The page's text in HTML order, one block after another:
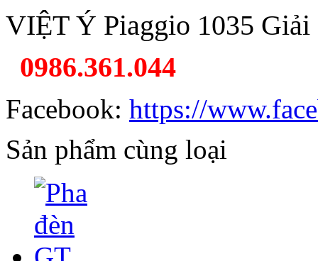
VIỆT Ý Piaggio 1035
0986.361.044
Facebook: https://
Sản phẩm cùng loại